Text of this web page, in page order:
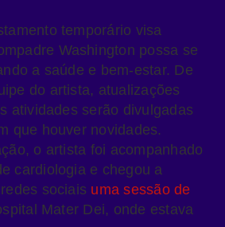
temporário visa
Washington possa se
a saúde e bem-estar. De
do artista, atualizações
atividades serão divulgadas
que houver novidades.
o artista foi acompanhado
cardiologia e chegou a
sociais uma sessão de
Mater Dei, onde estava